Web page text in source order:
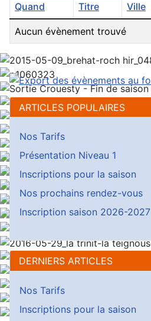
Quand Titre Ville
Aucun évènement trouvé
ARTICLES POPULAIRES
Nos Tarifs
Présentation Niveau 1
Inscriptions pour la saison
Nos prochains rendez-vous
Inscription saison 2026-2027
DERNIERS ARTICLES
Nos Tarifs
Inscriptions pour la saison